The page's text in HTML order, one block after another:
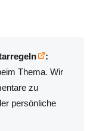
:
Thema. Wir
zu
persönliche